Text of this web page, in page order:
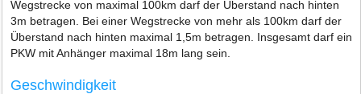
Wegstrecke von maximal 100km darf der Überstand nach hinten
3m betragen. Bei einer Wegstrecke von mehr als 100km darf der
Überstand nach hinten maximal 1,5m betragen. Insgesamt darf ein
PKW mit Anhänger maximal 18m lang sein.
Geschwindigkeit